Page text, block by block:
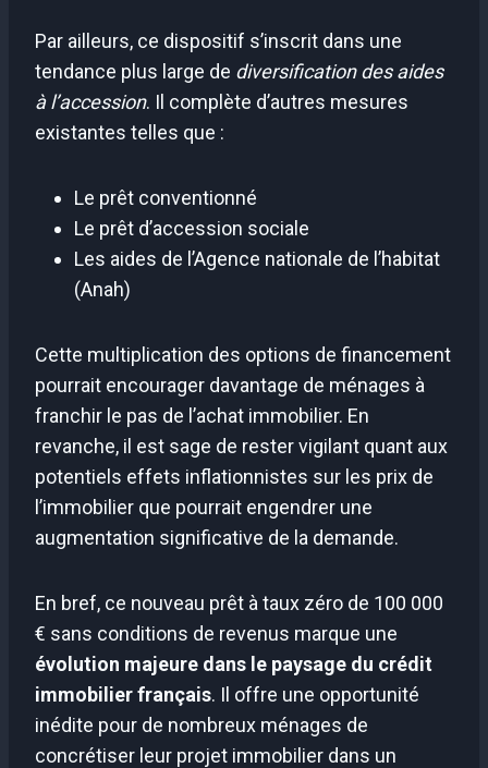
Par ailleurs, ce dispositif s’inscrit dans une
tendance plus large de diversification des aides
à l’accession. Il complète d’autres mesures
existantes telles que :
Le prêt conventionné
Le prêt d’accession sociale
Les aides de l’Agence nationale de l’habitat
(Anah)
Cette multiplication des options de financement
pourrait encourager davantage de ménages à
franchir le pas de l’achat immobilier. En
revanche, il est sage de rester vigilant quant aux
potentiels effets inflationnistes sur les prix de
l’immobilier que pourrait engendrer une
augmentation significative de la demande.
En bref, ce nouveau prêt à taux zéro de 100 000
€ sans conditions de revenus marque une
évolution majeure dans le paysage du crédit
immobilier français. Il offre une opportunité
inédite pour de nombreux ménages de
concrétiser leur projet immobilier dans un